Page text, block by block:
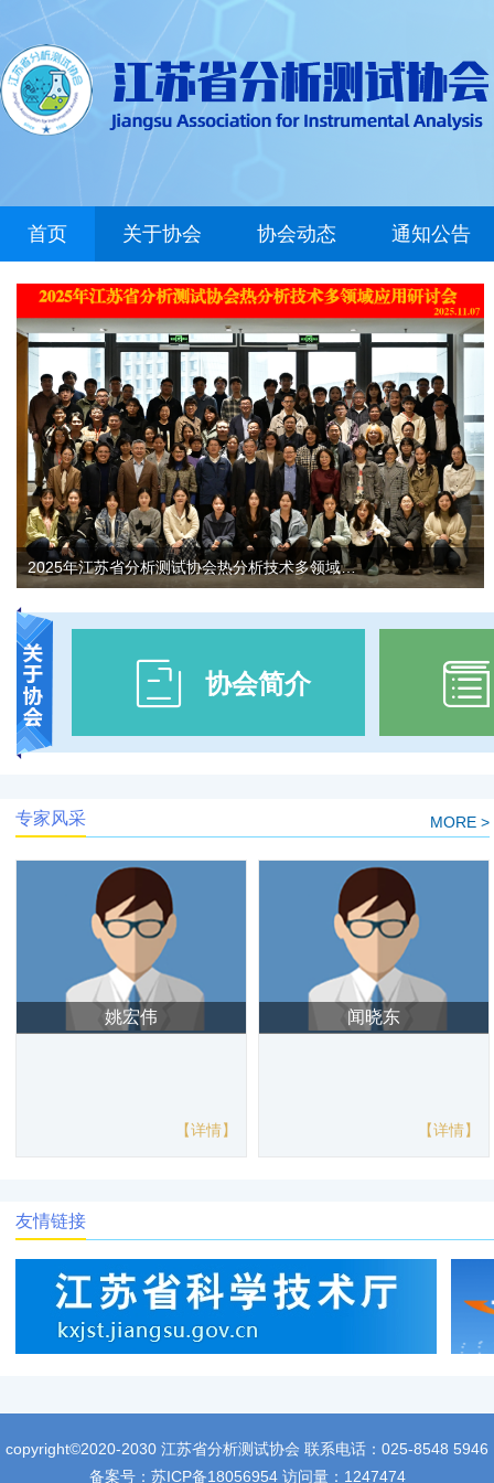
首页 关于协会 协会动态 通知公告
2025年江苏省分析测试协会热分析技术多领域应用研讨会在镇江召开
协会简介
专家风采 MORE >
姚宏伟
【详情】
闻晓东
【详情】
友情链接
copyright©2020-2030 江苏省分析测试协会 联系电话：025-8548 5946
备案号： 苏ICP备18056954访问量：1247474